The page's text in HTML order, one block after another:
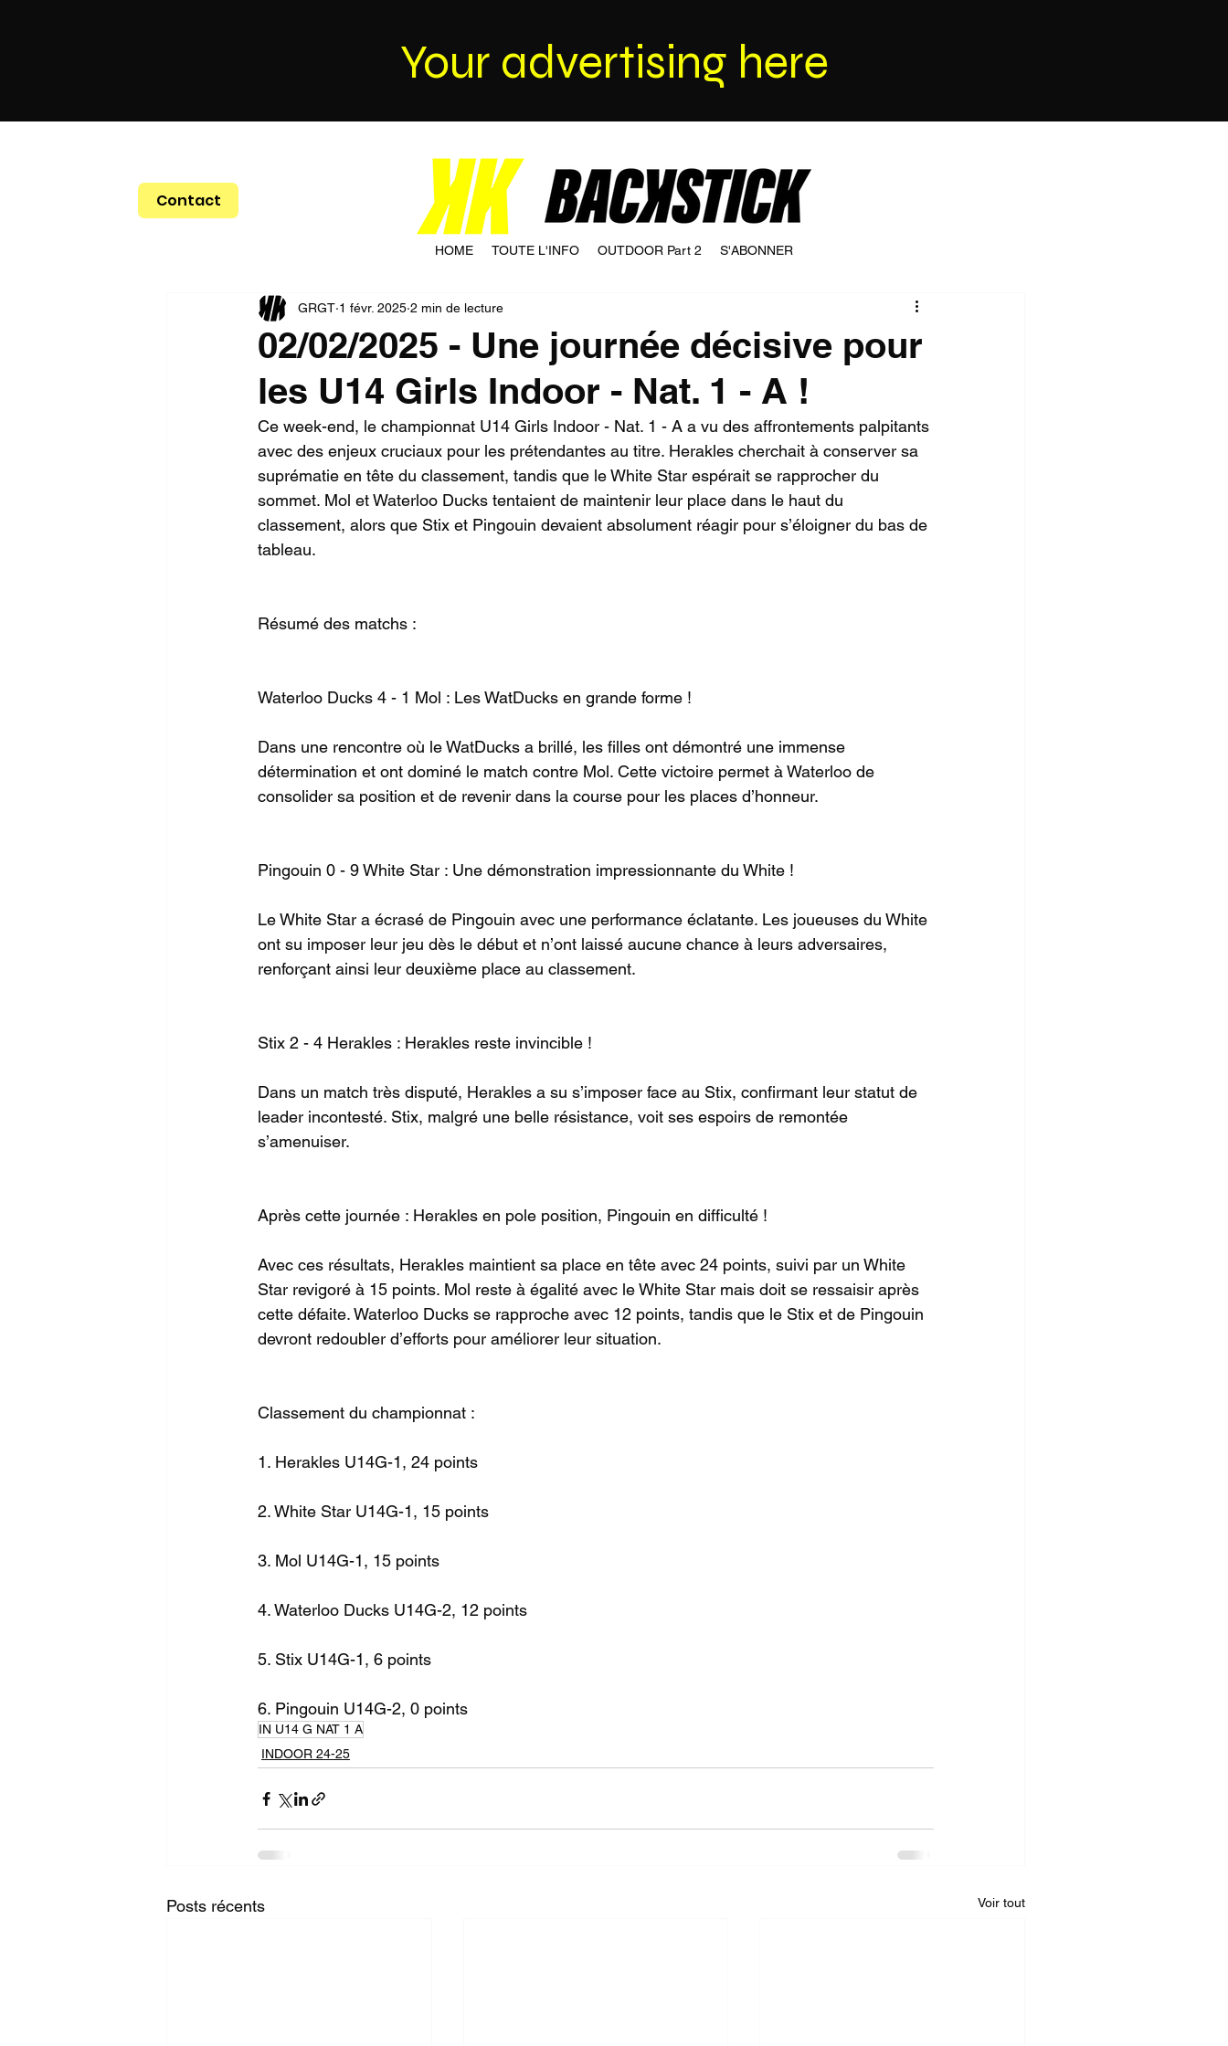
Your advertising here
Contact
HOME TOUTE L'INFO OUTDOOR Part 2 S'ABONNER
02/02/2025 - Une journée décisive pour
les U14 Girls Indoor - Nat. 1 - A !
GRGT 1 févr. 2025 2 min de lecture
Ce week-end, le championnat U14 Girls Indoor - Nat. 1 - A a vu des affrontements palpitants
avec des enjeux cruciaux pour les prétendantes au titre. Herakles cherchait à conserver sa
suprématie en tête du classement, tandis que le White Star espérait se rapprocher du
sommet. Mol et Waterloo Ducks tentaient de maintenir leur place dans le haut du
classement, alors que Stix et Pingouin devaient absolument réagir pour s’éloigner du bas de
tableau.
Résumé des matchs :
Waterloo Ducks 4 - 1 Mol : Les WatDucks en grande forme !
Dans une rencontre où le WatDucks a brillé, les filles ont démontré une immense
détermination et ont dominé le match contre Mol. Cette victoire permet à Waterloo de
consolider sa position et de revenir dans la course pour les places d’honneur.
Pingouin 0 - 9 White Star : Une démonstration impressionnante du White !
Le White Star a écrasé de Pingouin avec une performance éclatante. Les joueuses du White
ont su imposer leur jeu dès le début et n’ont laissé aucune chance à leurs adversaires,
renforçant ainsi leur deuxième place au classement.
Stix 2 - 4 Herakles : Herakles reste invincible !
Dans un match très disputé, Herakles a su s’imposer face au Stix, confirmant leur statut de
leader incontesté. Stix, malgré une belle résistance, voit ses espoirs de remontée
s’amenuiser.
Après cette journée : Herakles en pole position, Pingouin en difficulté !
Avec ces résultats, Herakles maintient sa place en tête avec 24 points, suivi par un White
Star revigoré à 15 points. Mol reste à égalité avec le White Star mais doit se ressaisir après
cette défaite. Waterloo Ducks se rapproche avec 12 points, tandis que le Stix et de Pingouin
devront redoubler d’efforts pour améliorer leur situation.
Classement du championnat :
1. Herakles U14G-1, 24 points
2. White Star U14G-1, 15 points
3. Mol U14G-1, 15 points
4. Waterloo Ducks U14G-2, 12 points
5. Stix U14G-1, 6 points
6. Pingouin U14G-2, 0 points
IN U14 G NAT 1 A
INDOOR 24-25
Posts récents Voir tout